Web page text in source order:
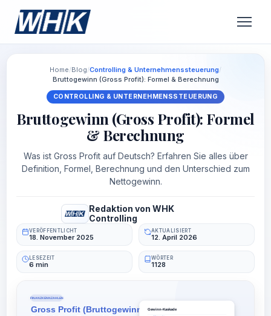
Home/Blog/Controlling & Unternehmenssteuerung/
Bruttogewinn (Gross Profit): Formel & Berechnung
CONTROLLING & UNTERNEHMENSSTEUERUNG
Bruttogewinn (Gross Profit): Formel
& Berechnung
Was ist Gross Profit auf Deutsch? Erfahren Sie alles über
Definition, Formel, Berechnung und den Unterschied zum
Nettogewinn.
Redaktion von WHK
Controlling
VERÖFFENTLICHT
18. November 2025
AKTUALISIERT
12. April 2026
LESEZEIT
6 min
WÖRTER
1128